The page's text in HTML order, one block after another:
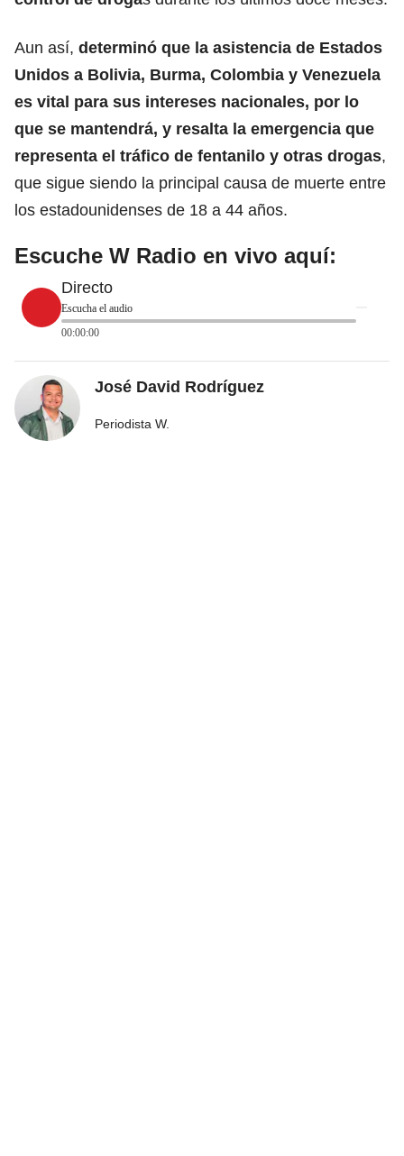
Aun así, determinó que la asistencia de Estados
Unidos a Bolivia, Burma, Colombia y Venezuela
es vital para sus intereses nacionales, por lo
que se mantendrá, y resalta la emergencia que
representa el tráfico de fentanilo y otras drogas,
que sigue siendo la principal causa de muerte entre
los estadounidenses de 18 a 44 años.
Escuche W Radio en vivo aquí:
Directo
Escucha el audio
00:00:00
José David Rodríguez
Periodista W.